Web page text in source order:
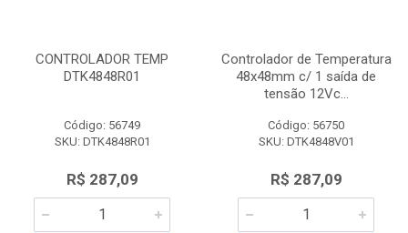
CONTROLADOR TEMP
DTK4848R01
Código: 56749
SKU: DTK4848R01
R$ 287,09
Controlador de Temperatura
48x48mm c/ 1 saída de
tensão 12Vc...
Código: 56750
SKU: DTK4848V01
R$ 287,09